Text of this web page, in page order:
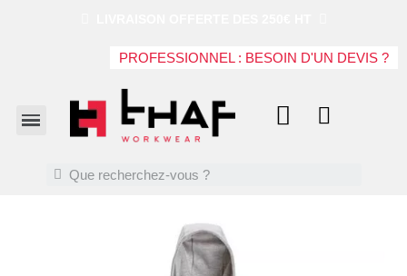
PROFESSIONNEL : BESOIN D'UN DEVIS ?